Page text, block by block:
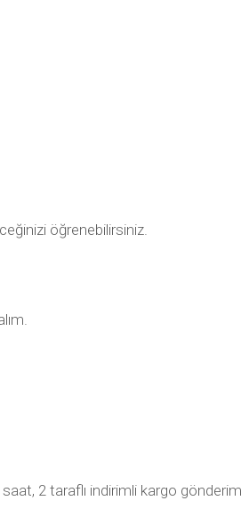
öğrenebilirsiniz.
2 taraflı indirimli kargo gönderim